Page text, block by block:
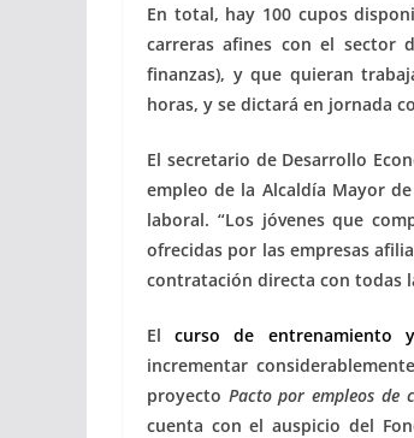
En total, hay 100 cupos
carreras afines con el sector
finanzas), y que quieran
horas, y se dictará en jornada
El secretario de Desarrollo
empleo de la Alcaldía Mayor
laboral. “Los jóvenes que
ofrecidas por las empresas
contratación directa con todas
El curso de entrenamiento
incrementar
proyecto Pacto por empleos de
cuenta con el auspicio del